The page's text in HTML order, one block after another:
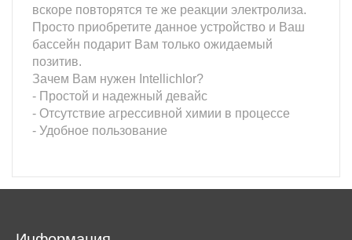
вскоре повторятся те же реакции электролиза.
Просто приобретите данное устройство и Ваш
бассейн подарит Вам только ожидаемый
позитив.
Зачем Вам нужен Intellichlor?
- Простой и надежный девайс
- Отсутствие агрессивной химии в процессе
- Удобное пользование